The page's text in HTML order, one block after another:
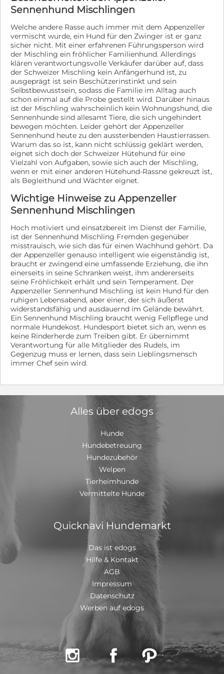
unsere Zucht. www.kirschbaum-labradore.de Unsere
Zuchtstätte ist vom VDH und vom Veterinäramt
wir : Unsere Hunde sind es gewohnt nicht dauerhaft
alleine zu sein, deshalb kommen nur neue Besitzer in
Frage bei denen die Betreuung gewährleistet ist. Kinder
lieben sie über alles und sind auch Hühner , Pfauen &
Katzen gewöhnt. Etwas Hundeerfahrung wäre super,
muss aber auch nicht sein wir nehmen uns gerne Zeit
alles gründlich zu erklären Ein Haus mit Garten wäre
wünschenswert, aber keine unbedingte Vorraussetzung.
Wichtig!! : Zucht und Ausstellung wird vertraglich
ausgeschlossen. Sie sollen einfach geliebte
Familienhunde werden - einfach Hund sein dürfen! Das
ist uns ganz wichtig ! Reine Preisanfragen werden
nicht beantwortet, gerne können wir einen Telefon /
Whats App Chat 01775100082 vereinbaren wo wir die
ersten Fragen klären können ! Ansonsten freuen wir uns
natürlich über ernstgemeinte, nette Anfragen per Mail
oder Telefon.. Eine Reservierung erfolgt nur nach
gegenseitigen Kennenlernen . Besuchen Sie uns im
schönen Luftkurort Reichshof-Erdingen zwischen Köln
und Olpe. Vereinbaren Sie am besten telefonisch unter
wurden besonders hervorgehoben. Gesundheitsdaten
Zuchttauglichkeitsprüfung bestanden Angaben zum
Rüden Name: Pacco von Goldebek (Mailo) Rasse:
Berner Sennenhund Geboren: 24.04.2024 Farbe: Tricolor
Widerristhöhe: 67 cm Gewicht: 40 kg Ahnentafel
vorhanden Zuchtzugelassen Wesensmerkmale ✔
Liebevoll und anhänglich ✔ Aufgeschlossen und
freundlich ✔ Verspielt und lernfreudig ✔ Kinderlieb ✔
Sozialverträglich mit anderen Hunden ✔ Ausgeglichen
und nervenstark ✔ Familienfreundlich
Ausstellungserfolge Mailo wurde erfolgreich auf
Ausstellungen präsentiert und konnte bereits
hervorragende Bewertungen bis V1 (Vorzüglich 1)
erzielen. Wir legen großen Wert auf Gesundheit,
Wesen und rassetypische Merkmale. Bei Interesse
stellen wir gerne weitere Informationen,
Gesundheitsunterlagen, Abstammungsnachweise
sowie zusätzliche Fotos und Videos zur Verfügung.
Hündinnen sind herzlich willkommen.
Sennenhund Mischlingen
Welche andere Rasse auch immer mit dem Appenzeller
vermischt wurde, ein Hund für den Zwinger ist er ganz
sicher nicht. Mit einer erfahrenen Führungsperson wird
der Mischling ein fröhlicher Familienhund. Allerdings
klären verantwortungsvolle Verkäufer darüber auf, dass
der Schweizer Mischling kein Anfängerhund ist, zu
ausgeprägt ist sein Beschützerinstinkt und sein
Selbstbewusstsein, sodass die Familie im Alltag auch
schon einmal auf die Probe gestellt wird. Darüber hinaus
ist der Mischling wahrscheinlich kein Wohnungshund, die
Sennenhunde sind allesamt Tiere, die sich ungehindert
bewegen möchten. Leider gehört der Appenzeller
Sennenhund heute zu den aussterbenden Haustierrassen.
Warum das so ist, kann nicht schlüssig geklärt werden,
eignet sich doch der Schweizer Hütehund für eine
Vielzahl von Aufgaben, sowie sich auch der Mischling,
wenn er mit einer anderen Hütehund-Rassne gekreuzt ist,
als Begleithund und Wächter eignet.
Wichtige Hinweise zu Appenzeller
Sennenhund Mischlingen
Hoch motiviert und einsatzbereit im Dienst der Familie,
ist der Sennenhund Mischling Fremden gegenüber
misstrauisch, wie sich das für einen Wachhund gehört. Da
der Appenzeller genauso intelligent wie eigenständig ist,
braucht er zwingend eine umfassende Erziehung, die ihn
einerseits in seine Schranken weist, ihm andererseits
seine Fröhlichkeit erhält und sein Temperament. Der
Appenzeller Sennenhund Mischling ist kein Hund für den
ruhigen Lebensabend, aber einer, der sich äußerst
widerstandsfähig und ausdauernd im Gelände bewährt.
Ein Sennenhund Mischling braucht wenig Fellpflege und
normale Hundekost. Hundesport bietet sich an, wenn es
keine Rinderherde zum Treiben gibt. Er übernimmt
Verantwortung für alle Mitglieder des Rudels, im
Gegenzug muss er lernen, dass sein Lieblingsmensch
immer Chef sein wird.
Alles über edogs
Hunde
Hundebetreuung
Hundezubehör
Welpen
Tierheimhunde
Vermittelte Hunde
Quicknavi Hundemarkt
Das ist edogs
Hilfe & Kontakt
AGB
Impressum
Datenschutz
Werben auf edogs
  